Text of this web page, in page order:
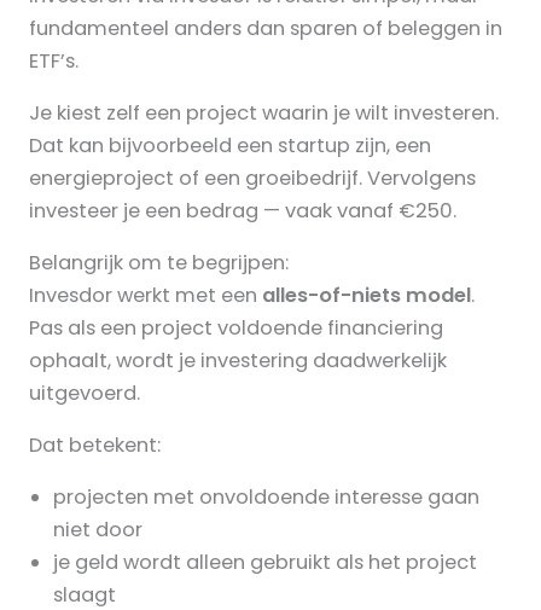
fundamenteel anders dan sparen of beleggen in
ETF’s.
Je kiest zelf een project waarin je wilt investeren.
Dat kan bijvoorbeeld een startup zijn, een
energieproject of een groeibedrijf. Vervolgens
investeer je een bedrag — vaak vanaf €250.
Belangrijk om te begrijpen:
Invesdor werkt met een alles-of-niets model.
Pas als een project voldoende financiering
ophaalt, wordt je investering daadwerkelijk
uitgevoerd.
Dat betekent:
projecten met onvoldoende interesse gaan
niet door
je geld wordt alleen gebruikt als het project
slaagt